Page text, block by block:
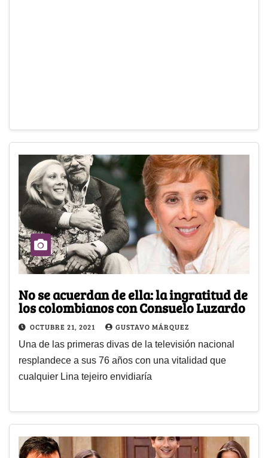
No se acuerdan de ella: la ingratitud de
los colombianos con Consuelo Luzardo
OCTUBRE 21, 2021 GUSTAVO MÁRQUEZ
Una de las primeras divas de la televisión nacional
resplandece a sus 76 años con una vitalidad que
cualquier Lina tejeiro envidiaría